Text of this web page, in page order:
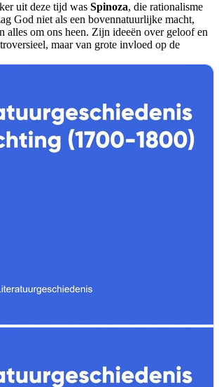
uit deze tijd was Spinoza, die rationalisme
God niet als een bovennatuurlijke macht,
alles om ons heen. Zijn ideeën over geloof en
maar van grote invloed op de